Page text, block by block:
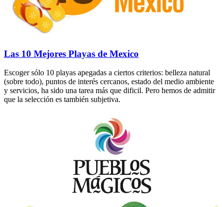
Las 10 Mejores Playas de Mexico
Escoger sólo 10 playas apegadas a ciertos criterios: belleza natural
(sobre todo), puntos de interés cercanos, estado del medio ambiente
y servicios, ha sido una tarea más que dificil. Pero hemos de admitir
que la selección es también subjetiva.